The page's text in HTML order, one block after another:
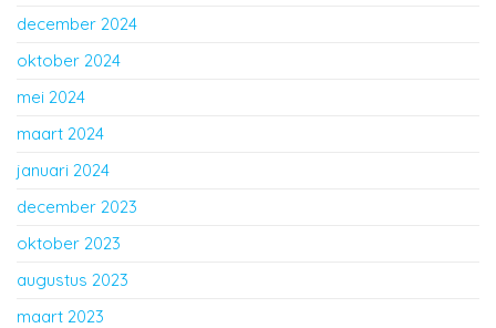
december 2024
oktober 2024
mei 2024
maart 2024
januari 2024
december 2023
oktober 2023
augustus 2023
maart 2023